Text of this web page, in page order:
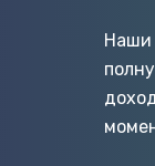
Наши